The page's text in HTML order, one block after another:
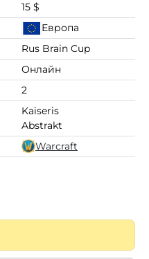
15 $
Европа
Rus Brain Cup
Онлайн
2
Kaiseris
Abstrakt
Warcraft